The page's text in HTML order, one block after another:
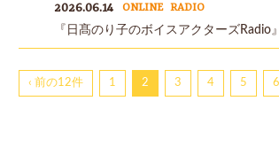
2026.06.14 ONLINE RADIO
『日髙のり子のボイスアクターズRadio
‹ 前の12件 1 2 3 4 5 6